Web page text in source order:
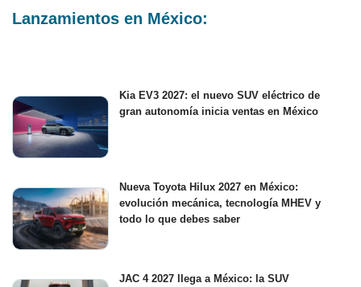
Lanzamientos en México:
Kia EV3 2027: el nuevo SUV eléctrico de
gran autonomía inicia ventas en México
Nueva Toyota Hilux 2027 en México:
evolución mecánica, tecnología MHEV y
todo lo que debes saber
JAC 4 2027 llega a México: la SUV